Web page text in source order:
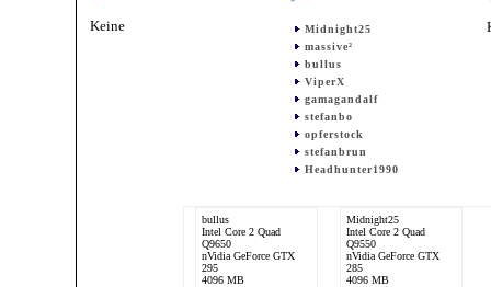
Keine
Midnight25
massive²
bullus
ViperX
gamagandalf
stefanbo
opferstock
stefanbrun
Headhunter1990
bullus
Intel Core 2 Quad
Q9650
nVidia GeForce GTX
295
4096 MB
Midnight25
Intel Core 2 Quad
Q9550
nVidia GeForce GTX
285
4096 MB